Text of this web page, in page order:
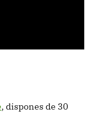
, dispones de 30